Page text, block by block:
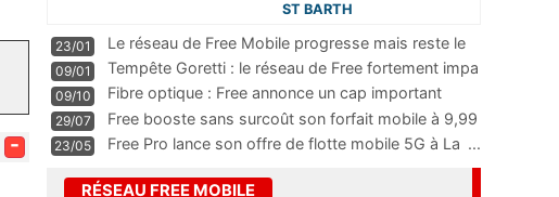
-
ST BARTH
23/01
Le réseau de Free Mobile progresse mais reste le
m
...
09/01
Tempête Goretti : le réseau de Free fortement impa
09/10
Fibre optique : Free annonce un cap important
pass
...
29/07
Free booste sans surcoût son forfait mobile à 9,99
23/05 Free Pro lance son offre de flotte mobile 5G à La ...
RÉSEAU FREE MOBILE